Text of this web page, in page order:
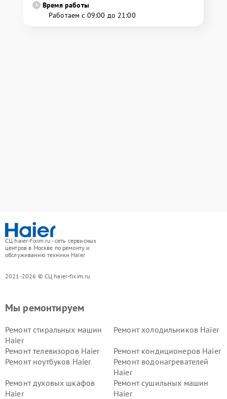
Время работы
Работаем с 09:00 до 21:00
СЦ haier-fixim.ru - сеть сервисных
центров в Москве по ремонту и
обслуживанию техники Haier
2021-2026 © СЦ haier-fixim.ru
Мы ремонтируем
Ремонт стиральных машин
Haier
Ремонт холодильников Haier
Ремонт телевизоров Haier
Ремонт кондиционеров Haier
Ремонт ноутбуков Haier
Ремонт водонагревателей
Haier
Ремонт духовых шкафов
Haier
Ремонт сушильных машин
Haier